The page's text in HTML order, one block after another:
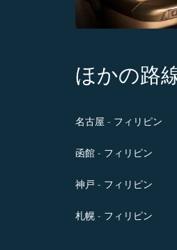
ほかの路
名古屋 - フィリピン
函館 - フィリピン
神戸 - フィリピン
札幌 - フィリピン